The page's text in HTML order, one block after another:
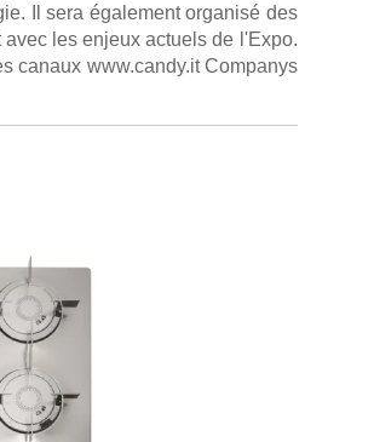
Il sera également organisé des
les enjeux actuels de l'Expo.
canaux www.candy.it Companys